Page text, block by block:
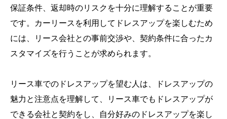
保証条件、返却時のリスクを十分に理解することが重要
です。カーリースを利用してドレスアップを楽しむため
には、リース会社との事前交渉や、契約条件に合ったカ
スタマイズを行うことが求められます。
リース車でのドレスアップを望む人は、ドレスアップの
魅力と注意点を理解して、リース車でもドレスアップが
できる会社と契約をし、自分好みのドレスアップを楽し